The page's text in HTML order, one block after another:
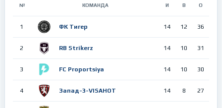
№ КОМАНДА И В О
1 ФК Тигер 14 12 36
2 RB Strikerz 14 10 31
3 FC Proportsiya 14 10 30
4 Запад-3-VISAHOT 14 8 27